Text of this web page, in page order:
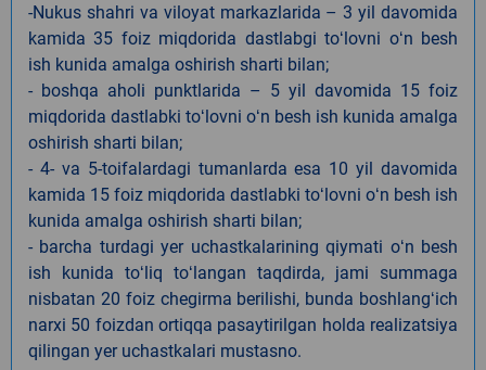
-Nukus shahri va viloyat markazlarida – 3 yil davomida
kamida 35 foiz miqdorida dastlabgi toʻlovni oʻn besh
ish kunida amalga oshirish sharti bilan;
- boshqa aholi punktlarida – 5 yil davomida 15 foiz
miqdorida dastlabki toʻlovni oʻn besh ish kunida amalga
oshirish sharti bilan;
- 4- va 5-toifalardagi tumanlarda esa 10 yil davomida
kamida 15 foiz miqdorida dastlabki toʻlovni oʻn besh ish
kunida amalga oshirish sharti bilan;
- barcha turdagi yer uchastkalarining qiymati oʻn besh
ish kunida toʻliq toʻlangan taqdirda, jami summaga
nisbatan 20 foiz chegirma berilishi, bunda boshlangʻich
narxi 50 foizdan ortiqqa pasaytirilgan holda realizatsiya
qilingan yer uchastkalari mustasno.